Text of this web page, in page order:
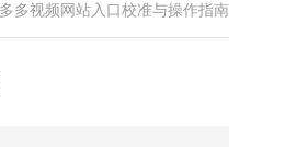
多视频网站入口校准与操作指南